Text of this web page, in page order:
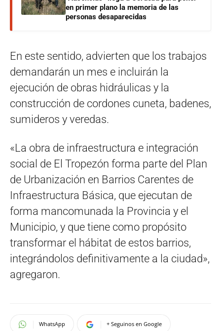
en primer plano la memoria de las
personas desaparecidas
En este sentido, advierten que los trabajos
demandarán un mes e incluirán la
ejecución de obras hidráulicas y la
construcción de cordones cuneta, badenes,
sumideros y veredas.
«La obra de infraestructura e integración
social de El Tropezón forma parte del Plan
de Urbanización en Barrios Carentes de
Infraestructura Básica, que ejecutan de
forma mancomunada la Provincia y el
Municipio, y que tiene como propósito
transformar el hábitat de estos barrios,
integrándolos definitivamente a la ciudad»,
agregaron.
WhatsApp + Seguinos en Google